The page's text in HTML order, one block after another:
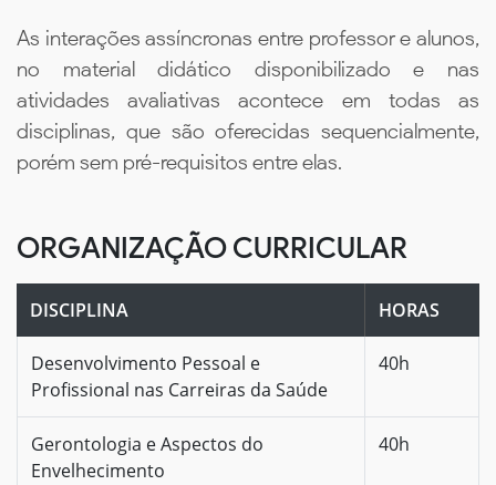
As interações assíncronas entre professor e alunos,
no material didático disponibilizado e nas
atividades avaliativas acontece em todas as
disciplinas, que são oferecidas sequencialmente,
porém sem pré-requisitos entre elas.
ORGANIZAÇÃO CURRICULAR
DISCIPLINA HORAS
Desenvolvimento Pessoal e
Profissional nas Carreiras da Saúde
40h
Gerontologia e Aspectos do
Envelhecimento
40h